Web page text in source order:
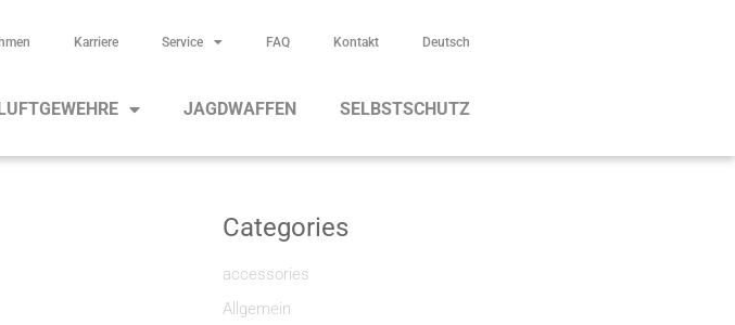
Karriere Service FAQ Kontakt Deutsch
JAGDWAFFEN SELBSTSCHUTZ
Categories
accessories
Allgemein